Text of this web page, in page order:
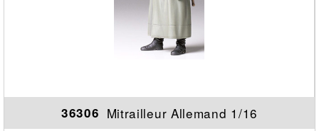
36306 Mitrailleur Allemand 1/16